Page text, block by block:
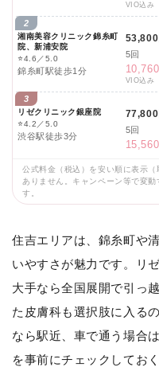
VIO込み
2
湘南美容クリニック錦糸町
院、新浦安院
⭐4.6／5.0
錦糸町駅徒歩1分
53,800
5回
VIO込み
3
リゼクリニック銀座院
⭐4.2／5.0
渋谷駅徒歩3分
77,800
5回
公式料金（税込）を安い順に表示
ありません。キャンペーン等で変
す。
住吉エリアは、錦糸町や
いやすさが魅力です。リ
大手なら全国展開で引っ
た皮膚科も選択肢に入る
なら駅近、車で通う場合
を事前にチェックしてお